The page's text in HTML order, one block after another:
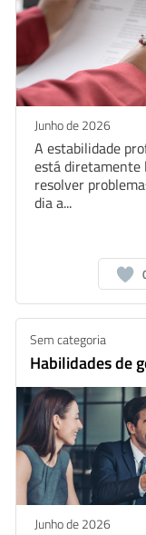
Junho de 2026
A estabilidade
está diretamente
resolver
dia a...
Sem categoria
Habilidades de
Junho de 2026